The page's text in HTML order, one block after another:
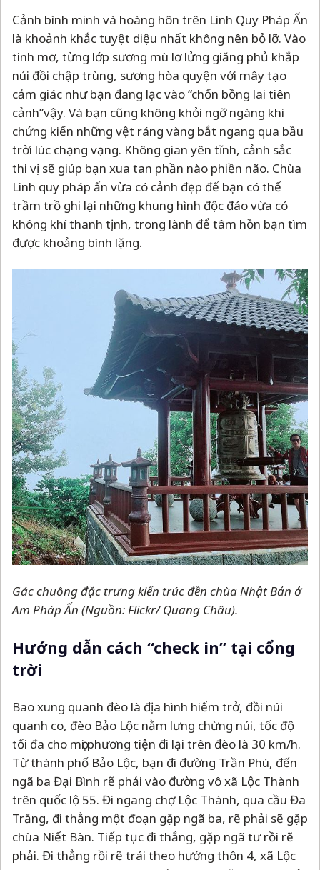
Cảnh bình minh và hoàng hôn trên Linh Quy Pháp Ấn
là khoảnh khắc tuyệt diệu nhất không nên bỏ lỡ. Vào
tinh mơ, từng lớp sương mù lơ lửng giăng phủ khắp
núi đồi chập trùng, sương hòa quyện với mây tạo
cảm giác như bạn đang lạc vào “chốn bồng lai tiên
cảnh”vậy. Và bạn cũng không khỏi ngỡ ngàng khi
chứng kiến những vệt ráng vàng bắt ngang qua bầu
trời lúc chạng vạng. Không gian yên tĩnh, cảnh sắc
thi vị sẽ giúp bạn xua tan phần nào phiền não. Chùa
Linh quy pháp ấn vừa có cảnh đẹp để bạn có thể
trầm trồ ghi lại những khung hình độc đáo vừa có
không khí thanh tịnh, trong lành để tâm hồn bạn tìm
được khoảng bình lặng.
Gác chuông đặc trưng kiến trúc đền chùa Nhật Bản ở
Am Pháp Ấn (Nguồn: Flickr/ Quang Châu).
Hướng dẫn cách “check in” tại cổng
trời
Bao xung quanh đèo là địa hình hiểm trở, đồi núi
quanh co, đèo Bảo Lộc nằm lưng chừng núi, tốc độ
tối đa cho mọi phương tiện đi lại trên đèo là 30 km/h.
Từ thành phố Bảo Lộc, bạn đi đường Trần Phú, đến
ngã ba Đại Bình rẽ phải vào đường vô xã Lộc Thành
trên quốc lộ 55. Đi ngang chợ Lộc Thành, qua cầu Đa
Trăng, đi thẳng một đoạn gặp ngã ba, rẽ phải sẽ gặp
chùa Niết Bàn. Tiếp tục đi thẳng, gặp ngã tư rồi rẽ
phải. Đi thẳng rồi rẽ trái theo hướng thôn 4, xã Lộc